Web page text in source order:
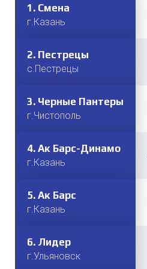
1. Смена
г.Казань
2. Пестрецы
с.Пестрецы
3. Черные Пантеры
г.Чистополь
4. Ак Барс-Динамо
г.Казань
5. Ак Барс
г.Казань
6. Лидер
г.Ульяновск
1. Арслан
г.Бугульма
2. Лесные Пчёлы
г.Елабуга
3. Девон
г.Бавлы
4. Соколы Азнакаево
г.Азнакаево
5. Челны-1
г.Набережные Челны
6. Яшьлек
г.Заинск